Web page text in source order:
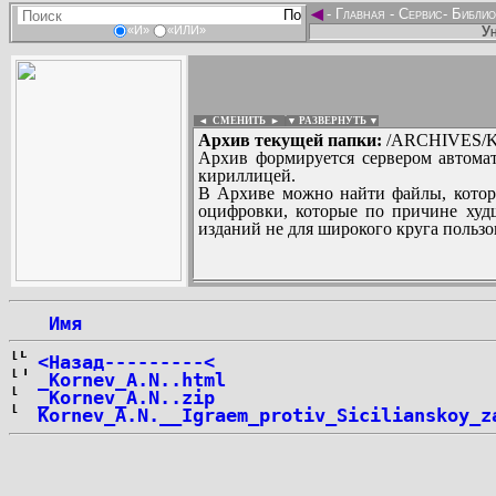
«И» «ИЛИ»
◄- Главная - Сервис-
◄ СМЕНИТЬ ► ▼ РАЗВЕРНУТЬ ▼
Архив текущей папки: /ARCHIVES/
Архив формируется сервером
кириллицей.
В Архиве можно найти файлы,
оцифровки, которые по причине
изданий не для широкого круга
...
Имя
<Назад---------<
_Kornev_A.N..html
_Kornev_A.N..zip